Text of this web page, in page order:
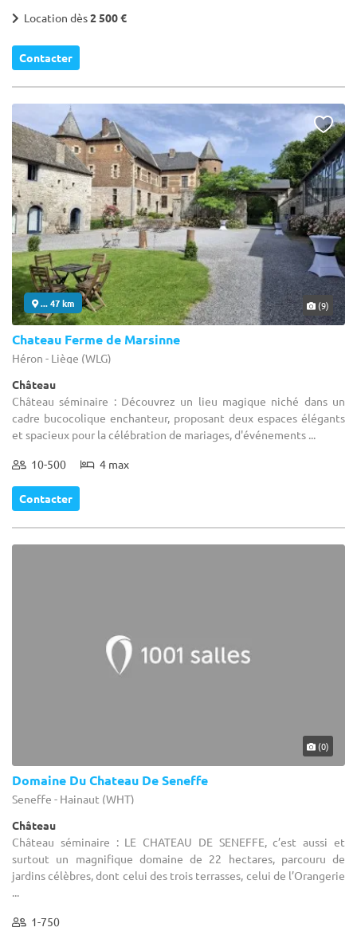
Location dès2 500 €
Contacter
... 47 km (9)
Chateau Ferme de Marsinne
Héron - Liège (WLG)
Château
Château séminaire : Découvrez un lieu magique niché dans un
cadre bucocolique enchanteur, proposant deux espaces élégants
et spacieux pour la célébration de mariages, d'événements ...
10-500 4 max
Contacter
(0)
Domaine Du Chateau De Seneffe
Seneffe - Hainaut (WHT)
Château
Château séminaire : LE CHATEAU DE SENEFFE, c’est aussi et
surtout un magnifique domaine de 22 hectares, parcouru de
jardins célèbres, dont celui des trois terrasses, celui de l’Orangerie
...
1-750